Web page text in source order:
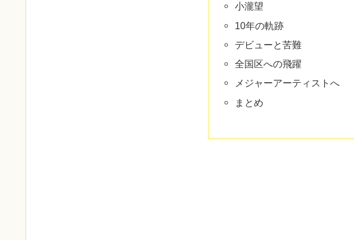
小瀧望
10年の軌跡
デビューと苦難
全国区への飛躍
メジャーアーティストへ
まとめ